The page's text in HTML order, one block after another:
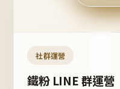
社群運營
鐵粉 LINE 群運營